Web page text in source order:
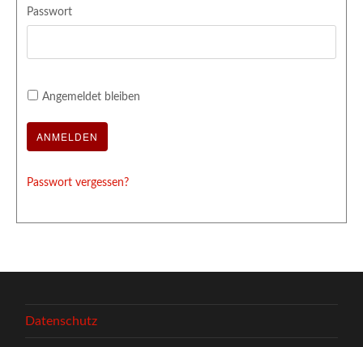
Passwort
Angemeldet bleiben
Passwort vergessen?
Datenschutz